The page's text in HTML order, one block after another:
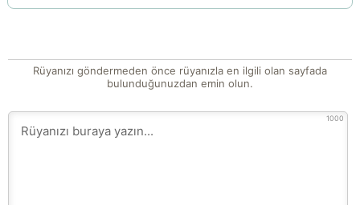
Rüyanızı göndermeden önce rüyanızla en ilgili olan sayfada
bulunduğunuzdan emin olun.
1000